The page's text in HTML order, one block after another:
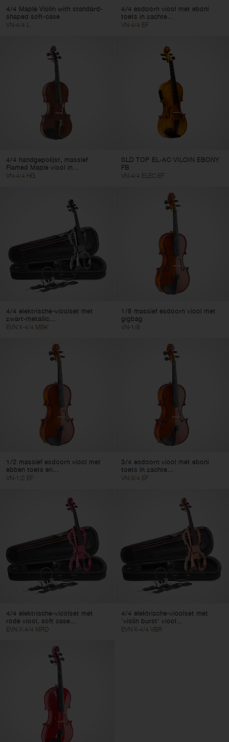
4/4 Maple Violin with standard-
shaped soft-case
VN-4/4 L
4/4 esdoorn viool met eboni
toets in zachte...
VN-4/4 EF
4/4 handgepolijst, massief
Flamed Maple viool in...
VN-4/4 HG
SLD TOP EL-AC VILOIN EBONY
FB
VN-4/4 ELEC EF
4/4 elektrische-vioolset met
zwart-metallic...
EVN X-4/4 MBK
1/8 massief esdoorn viool met
gigbag
VN-1/8
1/2 massief esdoorn viool met
ebben toets en...
VN-1/2 EF
3/4 esdoorn viool met eboni
toets in zachte...
VN-3/4 EF
4/4 elektrische-vioolset met
rode viool, soft case...
EVN X-4/4 MRD
4/4 elektrische-vioolset met
'violin burst' viool...
EVN X-4/4 VBR